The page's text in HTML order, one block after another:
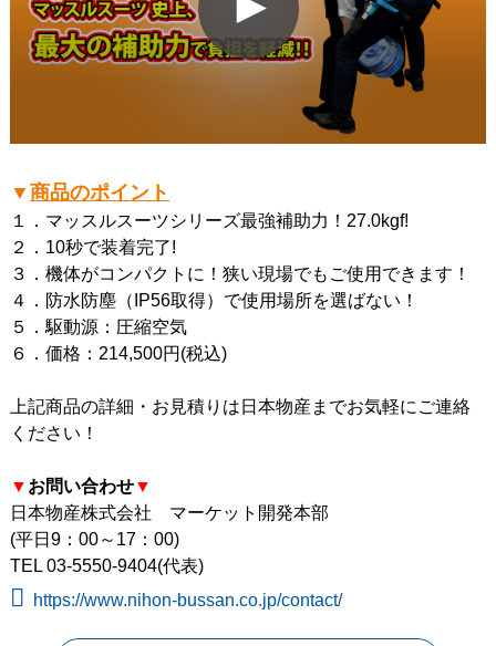
▼ 商品のポイント
１．マッスルスーツシリーズ最強補助力！27.0kgf!
２．10秒で装着完了!
３．機体がコンパクトに！狭い現場でもご使用できます！
４．防水防塵（IP56取得）で使用場所を選ばない！
５．駆動源：圧縮空気
６．価格：214,500円(税込)
上記商品の詳細・お見積りは日本物産までお気軽にご連絡
ください！
▼ お問い合わせ▼
日本物産株式会社 マーケット開発本部
(平日9：00～17：00)
TEL 03-5550-9404(代表)
https://www.nihon-bussan.co.jp/contact/